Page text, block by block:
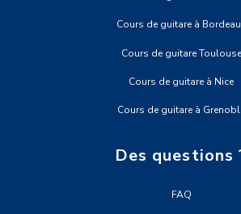
Cours de guitare à
Cours de guitare Toulouse
Cours de guitare à Nice
Cours de guitare à
Des questions
FAQ